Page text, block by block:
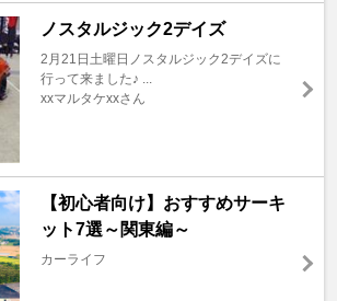
ノスタルジック2デイズ
2月21日土曜日ノスタルジック2デイズに
行って来ました♪ ...
xxマルタケxxさん
【初心者向け】おすすめサーキ
ット7選～関東編～
カーライフ